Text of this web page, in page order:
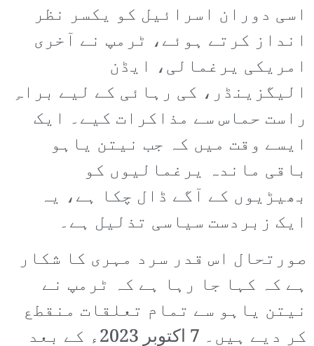
اسی دوران اسرائیل کو یکسر نظر
انداز کرتے ہوئے، ٹرمپ نے آخری
امریکی یرغمالی، ایڈن
الیگزینڈر، کی رہائی کے لیے براہِ
راست حماس سے مذاکرات کیے۔ ایک
ایسے وقت میں کہ جب نیتن یاہو
باقی ماندہ یرغمالیوں کو
بھیڑیوں کے آگے ڈال چکا ہے، یہ
ایک زبردست سیاسی تذلیل ہے۔
صورتحال اس قدر سرد مہری کا شکار
ہے کہ کہا جا رہا ہے کہ ٹرمپ نے
نیتن یاہو سے تمام تعلقات منقطع
کر دیے ہیں۔ 7 اکتوبر 2023ء کے بعد